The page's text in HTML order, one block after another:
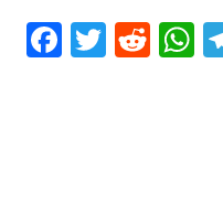
Facebook
Twitter